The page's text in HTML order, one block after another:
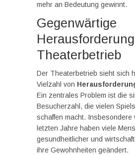
mehr an Bedeutung gewinnt.
Gegenwärtige
Theaterbetrieb
Der Theaterbetrieb sieht sich
Vielzahl von
Ein zentrales Problem ist die
Besucherzahl, die vielen
schaffen macht. Insbesondere
letzten Jahre haben viele
gesundheitlicher und
ihre Gewohnheiten geändert.